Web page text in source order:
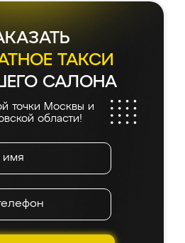
ТАКСИ
САЛОНА
точки Москвы и
области!